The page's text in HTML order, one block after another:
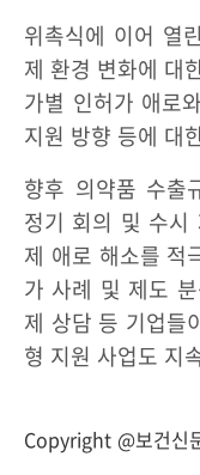
위촉식에 이어 열
제 환경 변화에 대
가별 인허가 애로
지원 방향 등에 대
향후 의약품 수출
정기 회의 및 수시
제 애로 해소를 적
가 사례 및 제도
제 상담 등 기업들
형 지원 사업도 지
Copyright @보건